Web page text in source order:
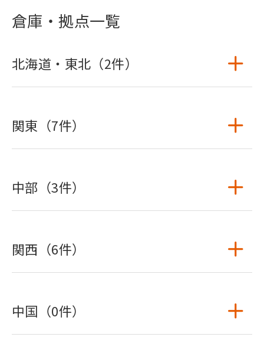
倉庫・拠点一覧
北海道・東北（2件）
関東（7件）
中部（3件）
関西（6件）
中国（0件）